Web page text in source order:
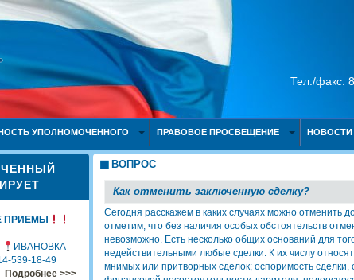
Тел./факс:
УПОЛНОМОЧЕННОГО ПРАВОВОЕ ПРОСВЕЩЕНИЕ НОВОСТИ
ПРИЕМЫ
ИВАНОВКА
539-18-49
Подробнее >>>
ВОПРОС
Как отменить заключенную сделку?
Сегодня расскажем в каких случаях можно отменить
отметим, что без наличия особых обстоятельств
невозможно. Есть несколько общих оснований для
недействительными любые сделки. К их числу
мнимых или притворных сделок; оспоримость